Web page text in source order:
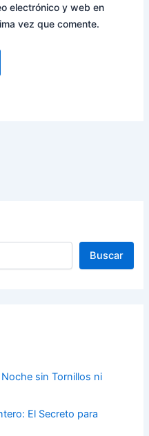
electrónico y web en
vez que comente.
Buscar
sin Tornillos ni
El Secreto para